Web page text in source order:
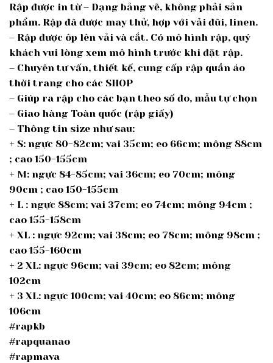
Rập được in từ – Dạng bảng vẽ, không phải sản
phẩm. Rập đã được may thử, hợp với vải đũi, linen.
– Rập được ôp lên vải và cắt. Có mô hình rập, quý
khách vui lòng xem mô hình trước khi đặt rập.
– Chuyên tư vấn, thiết kế, cung cấp rập quần áo
thời trang cho các SHOP
– Giúp ra rập cho các bạn theo số đo, mẫu tự chọn
– Giao hàng Toàn quốc (rập giấy)
– Thông tin size như sau:
+ S: ngực 80-82cm; vai 35cm; eo 66cm; mông 88cm
; cao 150-155cm
+ M: ngực 84-85cm; vai 36cm; eo 70cm; mông
90cm ; cao 150-155cm
+ L : ngực 88cm; vai 37cm; eo 74cm; mông 94cm ;
cao 155-158cm
+ XL : ngực 92cm; vai 38cm; eo 78cm; mông 98cm ;
cao 155-160cm
+ 2 XL: ngực 96cm; vai 39cm; eo 82cm; mông
102cm
+ 3 XL: ngực 100cm; vai 40cm; eo 86cm; mông
106cm
#rapkb
#rapquanao
#rapmava